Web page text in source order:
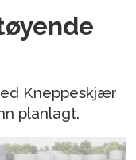
Kneppeskjær
planlagt.